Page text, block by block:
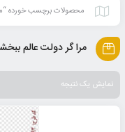
محصولات برچسب خورده
مرا گر دولت عالم
نمایش یک نتیجه